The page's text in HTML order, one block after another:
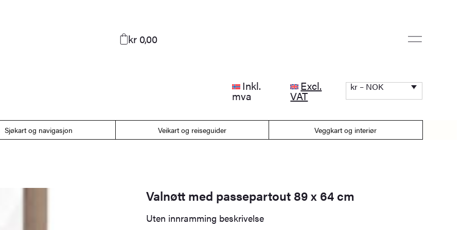
kr 0,00
Inkl.
mva
Excl.
VAT
kr – NOK
Sjøkart og navigasjon Veikart og reiseguider Veggkart og interiør
Valnøtt med passepartout 89 x 64 cm
Uten innramming beskrivelse